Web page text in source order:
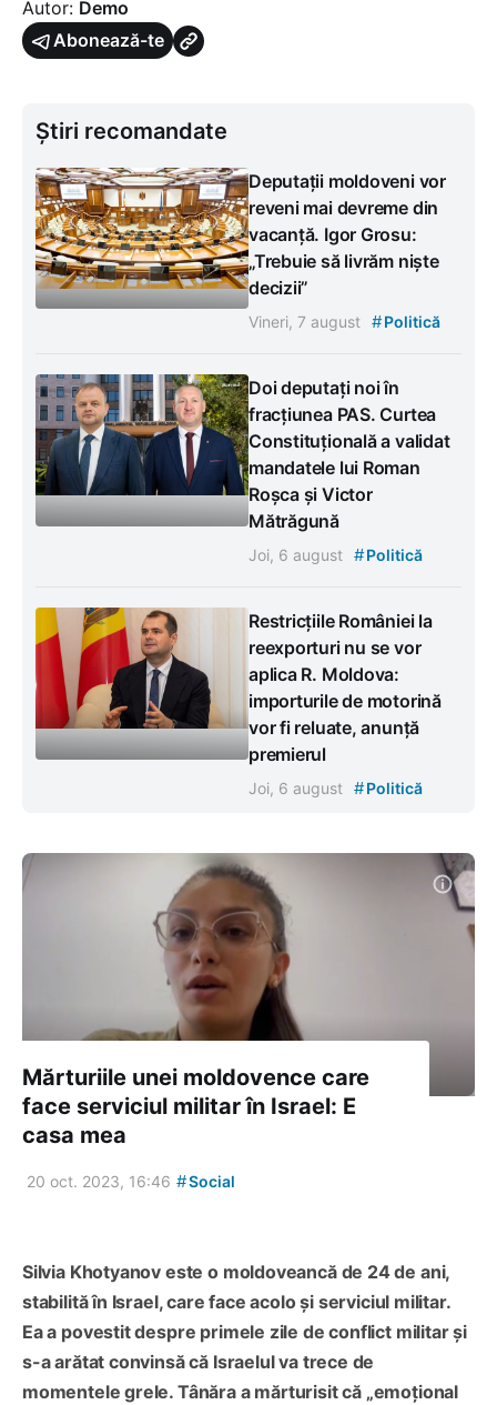
Autor: Demo
Abonează-te
Știri recomandate
Deputații moldoveni vor
reveni mai devreme din
vacanță. Igor Grosu:
„Trebuie să livrăm niște
decizii”
Vineri, 7 august #Politică
Doi deputați noi în
fracțiunea PAS. Curtea
Constituțională a validat
mandatele lui Roman
Roșca și Victor
Mătrăgună
Joi, 6 august #Politică
Restricțiile României la
reexporturi nu se vor
aplica R. Moldova:
importurile de motorină
vor fi reluate, anunță
premierul
Joi, 6 august #Politică
Mărturiile unei moldovence care
face serviciul militar în Israel: E
casa mea
20 oct. 2023, 16:46 #Social
Silvia Khotyanov este o moldoveancă de 24 de ani,
stabilită în Israel, care face acolo și serviciul militar.
Ea a povestit despre primele zile de conflict militar și
s-a arătat convinsă că Israelul va trece de
momentele grele. Tânăra a mărturisit că „emoțional